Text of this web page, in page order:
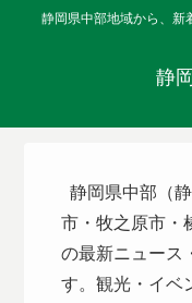
静岡県中部地域から、新
静
静岡県中部（
市・牧之原市・
の最新ニュース
す。観光・イベ